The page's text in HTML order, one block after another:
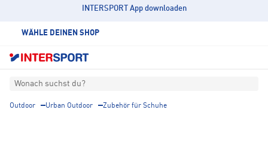
INTERSPORT App downloaden
WÄHLE DEINEN SHOP
Wonach suchst du?
Outdoor Urban Outdoor Zubehör für Schuhe